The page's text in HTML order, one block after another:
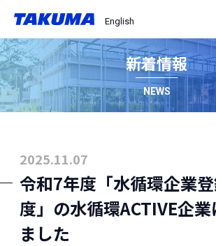
English
新着情報
NEWS
2025.11.07
令和7年度「水循環企業
度」の水循環ACTIVE企
ました